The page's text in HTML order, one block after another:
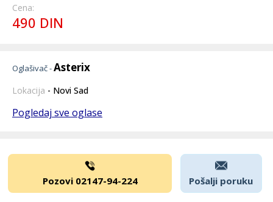
Cena:
490 DIN
Oglašivač -Asterix
Lokacija - Novi Sad
Pogledaj sve oglase
Pozovi 02147-94-224 Pošalji poruku